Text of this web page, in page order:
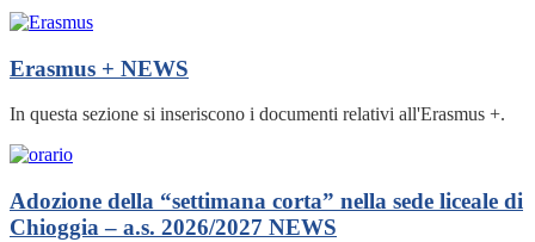
Erasmus + NEWS
In questa sezione si inseriscono i documenti relativi all'Erasmus +.
Adozione della “settimana corta” nella sede liceale di
Chioggia – a.s. 2026/2027 NEWS